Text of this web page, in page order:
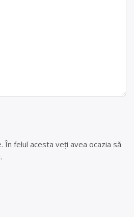
În felul acesta veți avea ocazia să